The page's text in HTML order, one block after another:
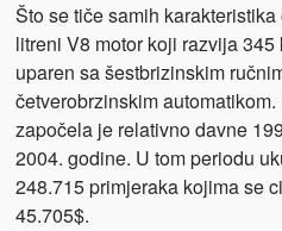
Što se tiče samih
litreni V8 motor koji razvija
uparen sa šestbrizinskim
četverobrzinskim
započela je relativno davne
2004. godine. U tom periodu
248.715 primjeraka kojima se
45.705$.